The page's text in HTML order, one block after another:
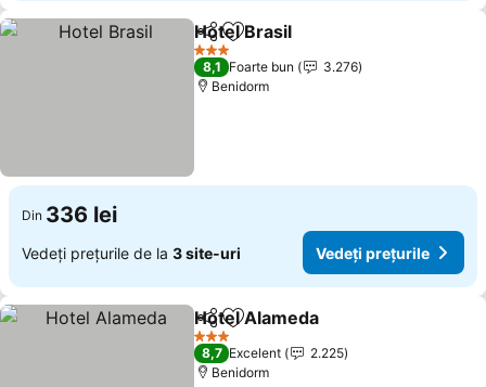
DistribuițiAdăugaţi la favorite
Hotel Brasil
3 Stele
8,1 Foarte bun
3.276
Benidorm
Din 336 lei
Vedeți prețurile de la 3 site-uri Vedeți prețurile
DistribuițiAdăugaţi la favorite
Hotel Alameda
3 Stele
8,7 Excelent
2.225
Benidorm